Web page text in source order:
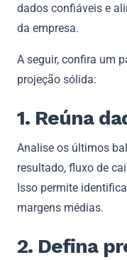
dados confiáveis e
da empresa.
A seguir, confira um
projeção sólida:
1. Reúna
Analise os últimos
resultado, fluxo de
Isso permite
margens médias.
2. Defina